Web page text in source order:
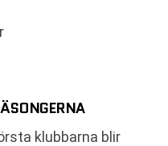
klubbarna blir